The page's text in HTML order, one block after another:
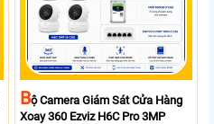
BỘ Camera Giám Sát Cửa Hàng
Xoay 360 Ezviz H6C Pro 3MP